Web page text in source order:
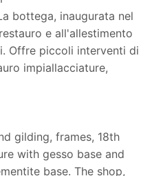
bottega, inaugurata nel
e all'allestimento
Offre piccoli interventi di
impiallacciature,
gilding, frames, 18th
with gesso base and
base. The shop,